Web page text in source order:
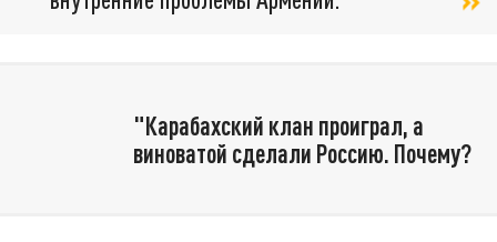
"Карабахский клан проиграл, а
виноватой сделали Россию. Почему?